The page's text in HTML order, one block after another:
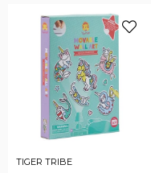
TIGER TRIBE